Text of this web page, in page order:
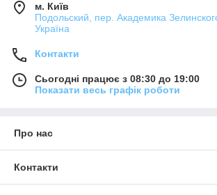
м. Київ
Подольский, пер. Академика
Україна
Контакти
Сьогодні працює з 08:30 до 19:00
Показати весь графік роботи
Про нас
Контакти